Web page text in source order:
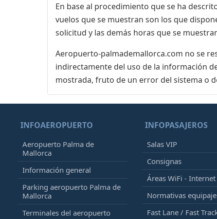
En base al procedimiento que se ha
vuelos que se muestran son los que
solicitud y las demás horas que se
Aeropuerto-palmademallorca.com no se
indirectamente del uso de la información
mostrada, fruto de un error del sistema o
INFOAEROPUERTO
Aeropuerto Palma de
Mallorca
Información general
Parking aeropuerto Palma de
Mallorca
Terminales del aeropuerto
INFOPASAJEROS
Salas VIP
Consignas
Áreas WiFi - Internet
Normativas
Fast Lane / Fast